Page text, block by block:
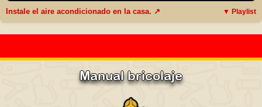
Instale el aire acondicionado en la casa. ↗ ▼ Playlist
Manual bricolaje